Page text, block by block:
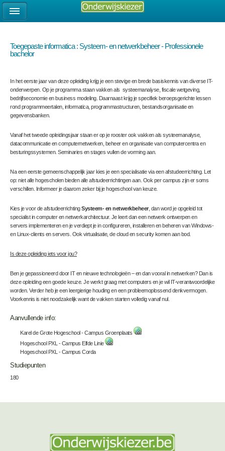
Toegepaste informatica : Systeem- en netwerkbeheer - Professionele
bachelor
In het eerste jaar van deze opleiding krijg je een stevige en brede basiskennis van diverse IT-
onderwerpen. Op je programma staan vakken als systeemanalyse, fiscale wetgeving,
bedrijfseconomie en business modeling. Daarnaast krijg je specifiek beroepsgerichte lessen
rond programmeertalen, informatica, programmastructuren, bestandsorganisatie en
gegevensbanken.
Vanaf het tweede opleidingsjaar staan er op je rooster ook vakken als systeemanalyse,
datacommunicatie en computernetwerken, beheer en organisatie van computercentra en
besturingssystemen. Seminaries en stages vullen de vorming aan.
Na een eerste gemeenschappelijk jaar kies je een specialisatie via een afstudeerrichting. Let
op: niet alle hogescholen bieden alle afstudeerrichtingen aan. Ook per campus zijn er soms
verschillen. Informeer je daarom zeker bij je hogeschool van keuze.
Kies je voor de afstudeerrichtingSysteem- en netwerkbeheer, dan word je opgeleid tot
specialist in computer en netwerkarchitectuur. Je leert dan een netwerk ontwerpen en
servers implementeren en je verdiept je in configureren, installeren en beheren van Windows-
en Linux-clients en servers. Ook virtualisatie, de cloud en security komen aan bod.
Is deze opleiding iets voor jou?
Ben je gepassioneerd door IT en nieuwe technologieën – en dan vooral in netwerken? Dan is
deze opleiding een goede keuze. Je werkt graag met computers en je wil IT-verantwoordelijke
worden. Verder heb je een leergierige houding en een probleemoplossend denkvermogen.
Voorkennis is niet noodzakelijk want de vakken starten volledig vanaf nul.
Aanvullende info:
Karel de Grote Hogeschool - Campus Groenplaats
Hogeschool PXL - Campus Elfde Linie
Hogeschool PXL - Campus Corda
Studiepunten
180